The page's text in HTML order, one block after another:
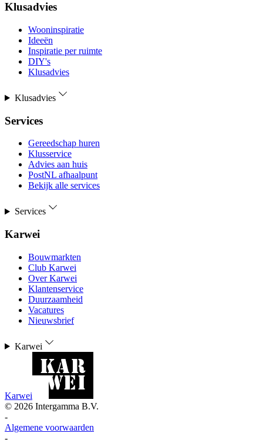
Klusadvies
Wooninspiratie
Ideeën
Inspiratie per ruimte
DIY's
Klusadvies
Klusadvies
Services
Gereedschap huren
Klusservice
Advies aan huis
PostNL afhaalpunt
Bekijk alle services
Services
Karwei
Bouwmarkten
Club Karwei
Over Karwei
Klantenservice
Duurzaamheid
Vacatures
Nieuwsbrief
Karwei
Karwei
© 2026 Intergamma B.V.
-
Algemene voorwaarden
-